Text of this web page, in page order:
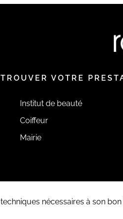
TROUVER VOTRE
Institut de beauté
Coiffeur
Mairie
nécessaires à son